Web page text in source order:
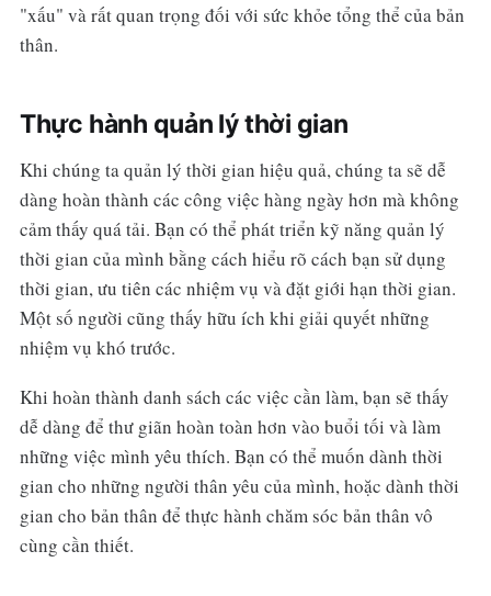
"xấu" và rất quan trọng đối với sức khỏe tổng thể của bản
thân.
Thực hành quản lý thời gian
Khi chúng ta quản lý thời gian hiệu quả, chúng ta sẽ dễ
dàng hoàn thành các công việc hàng ngày hơn mà không
cảm thấy quá tải. Bạn có thể phát triển kỹ năng quản lý
thời gian của mình bằng cách hiểu rõ cách bạn sử dụng
thời gian, ưu tiên các nhiệm vụ và đặt giới hạn thời gian.
Một số người cũng thấy hữu ích khi giải quyết những
nhiệm vụ khó trước.
Khi hoàn thành danh sách các việc cần làm, bạn sẽ thấy
dễ dàng để thư giãn hoàn toàn hơn vào buổi tối và làm
những việc mình yêu thích. Bạn có thể muốn dành thời
gian cho những người thân yêu của mình, hoặc dành thời
gian cho bản thân để thực hành chăm sóc bản thân vô
cùng cần thiết.